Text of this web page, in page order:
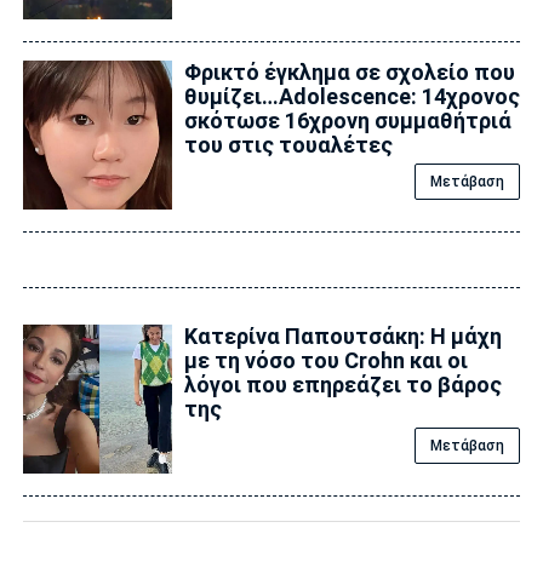
Φρικτό έγκλημα σε σχολείο που
θυμίζει…Adolescence: 14χρονος
σκότωσε 16χρονη συμμαθήτριά
του στις τουαλέτες
Μετάβαση
Κατερίνα Παπουτσάκη: Η μάχη
με τη νόσο του Crohn και οι
λόγοι που επηρεάζει το βάρος
της
Μετάβαση